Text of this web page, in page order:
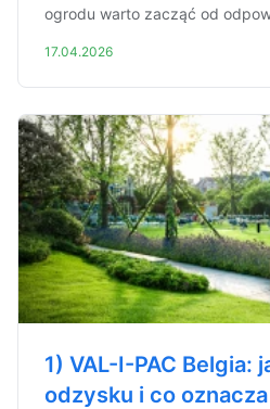
ogrodu warto zacząć od
17.04.2026
1) VAL-I-PAC Belgia:
odzysku i co